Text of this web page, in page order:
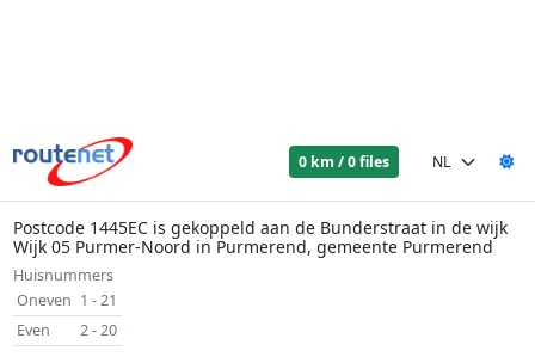
0 km / 0 files
Postcode 1445EC is gekoppeld aan de Bunderstraat in de wijk
Wijk 05 Purmer-Noord in Purmerend, gemeente Purmerend
Huisnummers
Oneven 1 - 21
Even
2 - 20